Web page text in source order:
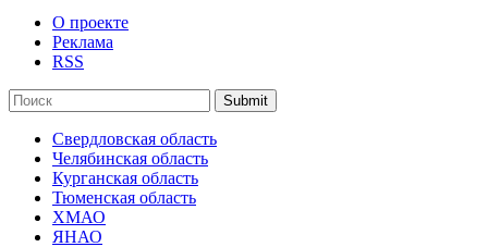
О проекте
Реклама
RSS
Submit
Свердловская область
Челябинская область
Курганская область
Тюменская область
ХМАО
ЯНАО